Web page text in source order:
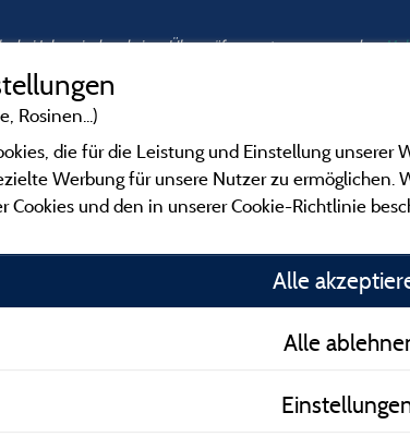
drei Jahre sind und einer Überprüfung unterzogen wurden.
Rosinen...)
die für die Leistung und Einstellung
Werbung für unsere Nutzer zu
Cookies und den in unserer Cookie-Richtlinie
Alle
Alle